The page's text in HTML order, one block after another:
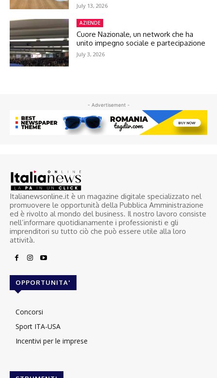
July 13, 2026
AZIENDE
Cuore Nazionale, un network che ha
unito impegno sociale e partecipazione
July 3, 2026
- Advertisement -
Italianewsonline.it è un magazine digitale specializzato nel
promuovere le opportunità della Pubblica Amministrazione
ed è rivolto al mondo del business. Il nostro lavoro consiste
nell’informare quotidianamente i professionisti e gli
imprenditori su tutto ciò che può essere utile alla loro
attività.
OPPORTUNITA'
Concorsi
Sport ITA-USA
Incentivi per le imprese